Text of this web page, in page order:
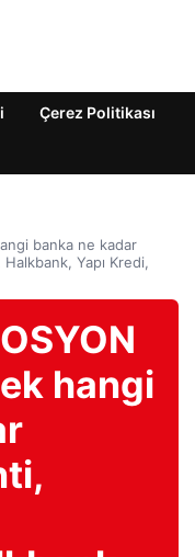
Çerez Politikası
banka ne kadar
Yapı Kredi,
hangi